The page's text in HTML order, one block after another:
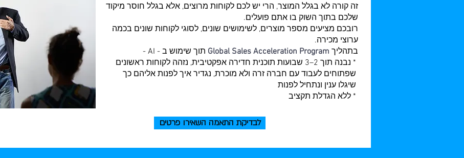
זה קורה לא בגלל המוצר, הרי יש לכם לקוחות מרוצים, אלא בגלל חוסר מיקוד
שלכם בתוך השוק בו אתם פועלים.
רובכם מציעים מספר מוצרים, לשימושים שונים, לסוגי לקוחות שונים בכמה
ערוצי מכירה.
בתהליך Global Sales Acceleration Program תוך שימוש ב - AI -
* נבנה תוך 2–3 שבועות תוכנית חדירה אפקטיבית, נזהה לקוחות ראשונים
שפתוחים לעבוד עם חברה זרה ולא מוכרת, נגדיר איך לפנות אליהם כך
שיגלו ענין ונתחיל לפנות
* ללא הגדלת תקציב
לבדיקת התאמה השאירו פרטים